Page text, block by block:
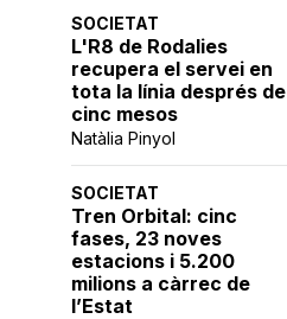
SOCIETAT
L'R8 de Rodalies
recupera el servei en
tota la línia després de
cinc mesos
Natàlia Pinyol
SOCIETAT
Tren Orbital: cinc
fases, 23 noves
estacions i 5.200
milions a càrrec de
l’Estat